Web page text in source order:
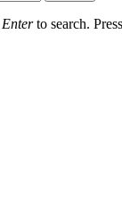
Enterto search. Press